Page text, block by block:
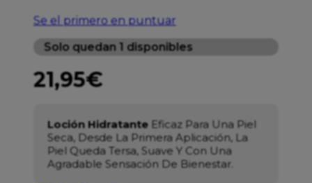
Se el primero en puntuar
Solo quedan 1 disponibles
21,95€
Loción Hidratante Eficaz Para Una Piel
Seca, Desde La Primera Aplicación, La
Piel Queda Tersa, Suave Y Con Una
Agradable Sensación De Bienestar.